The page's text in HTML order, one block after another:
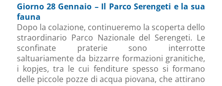
Giorno 28 Gennaio – Il Parco Serengeti e la sua
fauna
Dopo la colazione, continueremo la scoperta dello
straordinario Parco Nazionale del Serengeti. Le
sconfinate praterie sono interrotte
saltuariamente da bizzarre formazioni granitiche,
i kopjes, tra le cui fenditure spesso si formano
delle piccole pozze di acqua piovana, che attirano